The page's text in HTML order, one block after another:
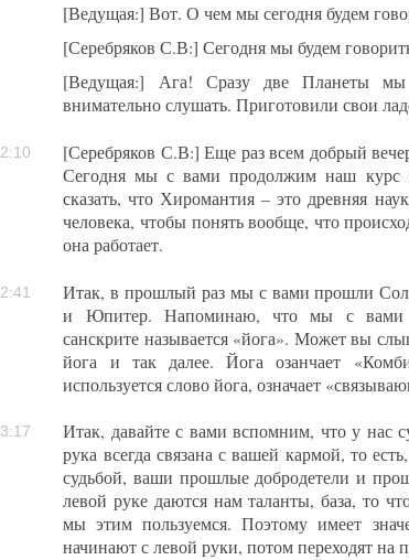
[Ведущая:] Вот. О чем мы сегодня будем
[Серебряков С.В:] Сегодня мы будем
[Ведущая:] Ага! Сразу две Планеты мы
внимательно слушать. Приготовили свои
[Серебряков С.В:] Еще раз всем добрый
Сегодня мы с вами продолжим наш
сказать, что Хиромантия – это древняя
человека, чтобы понять вообще, что
она работает.
Итак, в прошлый раз мы с вами прошли
и Юпитер. Напоминаю, что мы с вами
санскрите называется «йога». Может вы
йога и так далее. Йога озанчает
используется слово йога, означает
Итак, давайте с вами вспомним, что у нас
рука всегда связана с вашей кармой, то
судьбой, ваши прошлые добродетели и
левой руке даются нам таланты, база, то
мы этим пользуемся. Поэтому имеет
начинают с левой руки, потом переходят на